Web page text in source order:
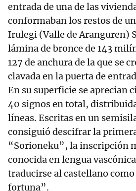
entrada de una de las
conformaban los restos de
Irulegi (Valle de Aranguren)
lámina de bronce de 143
127 de anchura de la que se
clavada en la puerta de
En su superficie se aprecian
40 signos en total,
líneas. Escritas en un
consiguió descifrar la
“Sorioneku”, la inscripción
conocida en lengua
traducirse al castellano
fortuna”.